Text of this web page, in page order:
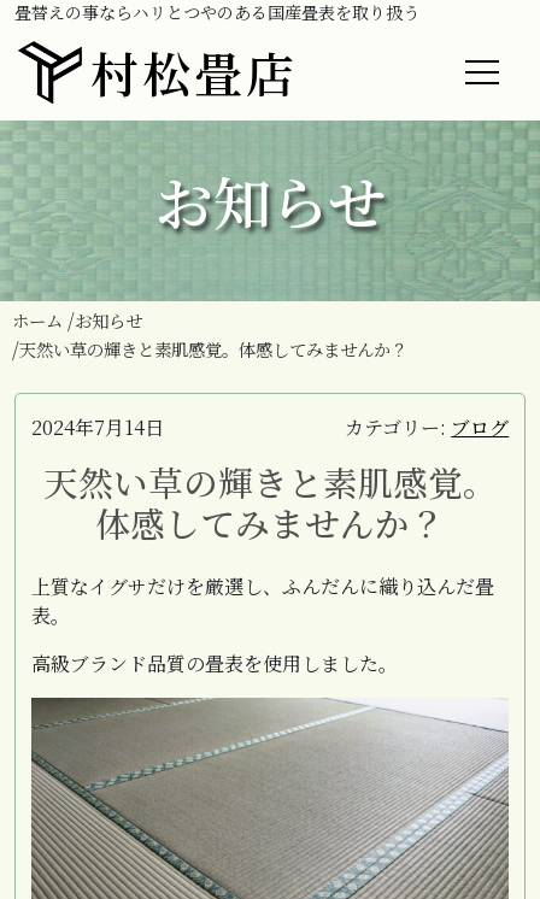
畳替えの事ならハリとつやのある国産畳表を取り扱う
村松畳店
お知らせ
ホーム お知らせ
天然い草の輝きと素肌感覚。体感してみませんか？
2024年7月14日 カテゴリー: ブログ
天然い草の輝きと素肌感覚。
体感してみませんか？
上質なイグサだけを厳選し、ふんだんに織り込んだ畳
表。
高級ブランド品質の畳表を使用しました。